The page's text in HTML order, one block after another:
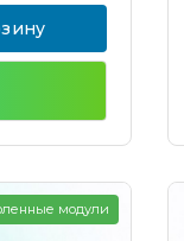
модули